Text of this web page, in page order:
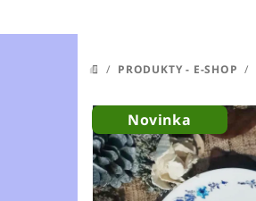
DOMŮ
/ PRODUKTY - E-SHOP /
Novinka